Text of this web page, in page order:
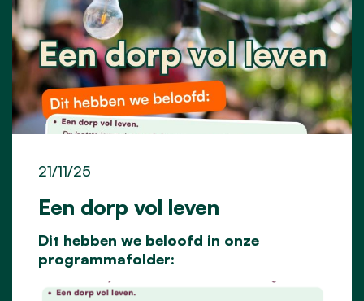
Een dorp vol leven
21/11/25
Dit hebben we beloofd in onze
programmafolder: